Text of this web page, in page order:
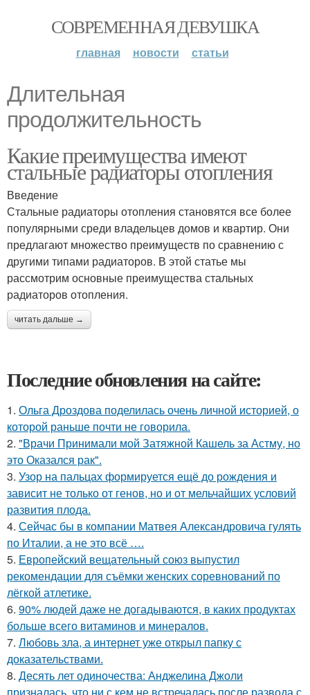
СОВРЕМЕННАЯ ДЕВУШКА
главная новости статьи
Длительная
продолжительность
Какие преимущества имеют
стальные радиаторы отопления
Введение
Стальные радиаторы отопления становятся все более
популярными среди владельцев домов и квартир. Они
предлагают множество преимуществ по сравнению с
другими типами радиаторов. В этой статье мы
рассмотрим основные преимущества стальных
радиаторов отопления.
читать дальше →
Последние обновления на сайте:
1. Ольга Дроздова поделилась очень личной историей, о
которой раньше почти не говорила.
2. "Врачи Принимали мой Затяжной Кашель за Астму, но
это Оказался рак".
3. Узор на пальцах формируется ещё до рождения и
зависит не только от генов, но и от мельчайших условий
развития плода.
4. Сейчас бы в компании Матвея Александровича гулять
по Италии, а не это всё ….
5. Европейский вещательный союз выпустил
рекомендации для съёмки женских соревнований по
лёгкой атлетике.
6. 90% людей даже не догадываются, в каких продуктах
больше всего витаминов и минералов.
7. Любовь зла, а интернет уже открыл папку с
доказательствами.
8. Десять лет одиночества: Анджелина Джоли